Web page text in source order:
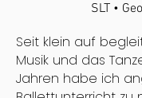
SLT •
Seit klein auf
Musik und das
Jahren habe ich